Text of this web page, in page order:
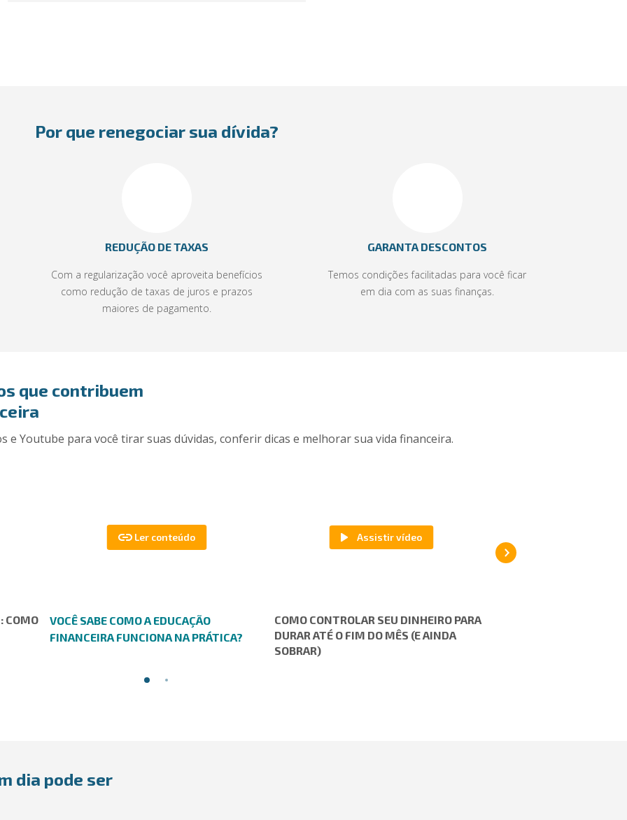
Por que renegociar sua dívida?
REDUÇÃO DE TAXAS
Com a regularização você aproveita benefícios
como redução de taxas de juros e prazos
maiores de pagamento.
GARANTA DESCONTOS
Temos condições facilitadas para você ficar
em dia com as suas finanças.
que contribuem
e Youtube para você tirar suas dúvidas, conferir dicas e melhorar sua vida financeira.
COMO
VOCÊ SABE COMO A EDUCAÇÃO
FINANCEIRA FUNCIONA NA PRÁTICA?
COMO CONTROLAR SEU DINHEIRO PARA
DURAR ATÉ O FIM DO MÊS (E AINDA
SOBRAR)
dia pode ser